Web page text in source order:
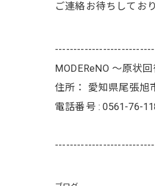
ご連絡お待ちしており
MODEReNO ～原状
住所： 愛知県尾張旭
電話番号 :0561-76-